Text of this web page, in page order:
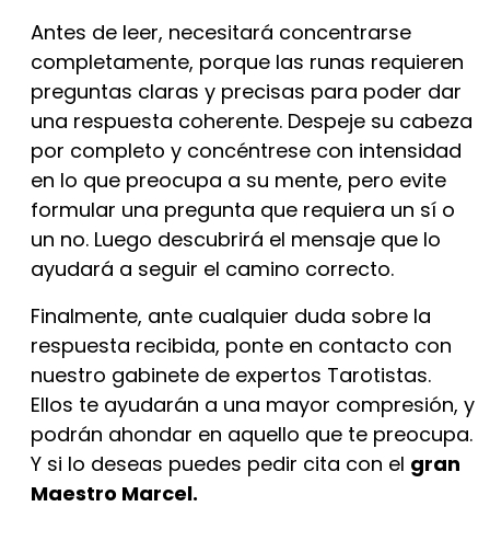
Antes de leer, necesitará concentrarse
completamente, porque las runas requieren
preguntas claras y precisas para poder dar
una respuesta coherente. Despeje su cabeza
por completo y concéntrese con intensidad
en lo que preocupa a su mente, pero evite
formular una pregunta que requiera un sí o
un no. Luego descubrirá el mensaje que lo
ayudará a seguir el camino correcto.
Finalmente, ante cualquier duda sobre la
respuesta recibida, ponte en contacto con
nuestro gabinete de expertos Tarotistas.
Ellos te ayudarán a una mayor compresión, y
podrán ahondar en aquello que te preocupa.
Y si lo deseas puedes pedir cita con el gran
Maestro Marcel.